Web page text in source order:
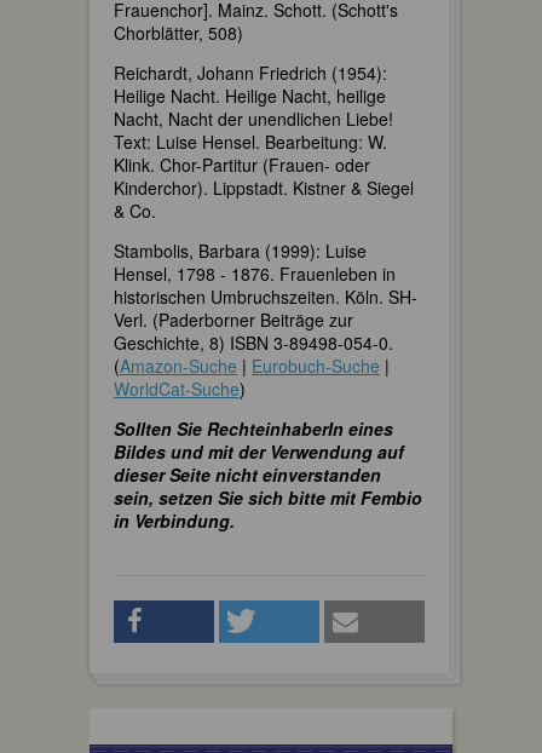
Frauenchor]. Mainz. Schott. (Schott's
Chorblätter, 508)
Reichardt, Johann Friedrich (1954):
Heilige Nacht. Heilige Nacht, heilige
Nacht, Nacht der unendlichen Liebe!
Text: Luise Hensel. Bearbeitung: W.
Klink. Chor-Partitur (Frauen- oder
Kinderchor). Lippstadt. Kistner & Siegel
& Co.
Stambolis, Barbara (1999): Luise
Hensel, 1798 - 1876. Frauenleben in
historischen Umbruchszeiten. Köln. SH-
Verl. (Paderborner Beiträge zur
Geschichte, 8) ISBN 3-89498-054-0.
(Amazon-Suche | Eurobuch-Suche |
WorldCat-Suche)
Sollten Sie RechteinhaberIn eines
Bildes und mit der Verwendung auf
dieser Seite nicht einverstanden
sein, setzen Sie sich bitte mit Fembio
in Verbindung.